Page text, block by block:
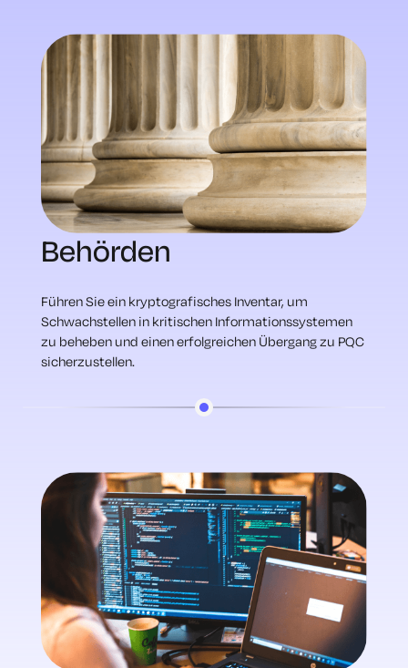
Behörden
Führen Sie ein kryptografisches Inventar, um
Schwachstellen in kritischen Informationssystemen
zu beheben und einen erfolgreichen Übergang zu PQC
sicherzustellen.